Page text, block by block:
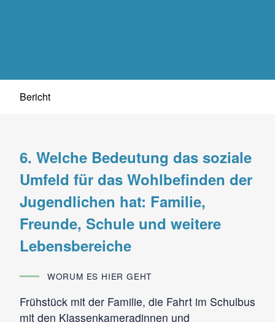
Bericht
6. Welche Bedeutung das soziale
Umfeld für das Wohlbefinden der
Jugendlichen hat: Familie,
Freunde, Schule und weitere
Lebensbereiche
WORUM ES HIER GEHT
Frühstück mit der Familie, die Fahrt im Schulbus
mit den Klassenkameradinnen und